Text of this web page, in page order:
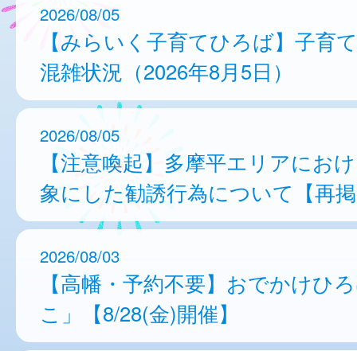
2026/08/05
【みらいく子育てひろば】子育
混雑状況（2026年8月5日）
2026/08/05
【注意喚起】多摩平エリアにお
象にした勧誘行為について【再
2026/08/03
【高幡・予約不要】おでかけひ
こ」【8/28(金)開催】